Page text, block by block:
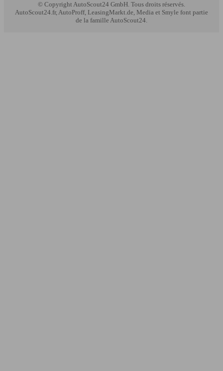
© CopyrightAutoScout24 GmbH. Tous droits réservés.
AutoScout24.fr, AutoProff, LeasingMarkt.de, Media et Smyle font partie
de la famille AutoScout24.